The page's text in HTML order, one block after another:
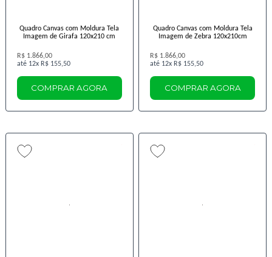
Quadro Canvas com Moldura Tela
Imagem de Girafa 120x210 cm
R$ 1.866,00
12x R$ 155,50
COMPRAR AGORA
Quadro Canvas com Moldura Tela
Imagem de Zebra 120x210cm
R$ 1.866,00
12x R$ 155,50
COMPRAR AGORA